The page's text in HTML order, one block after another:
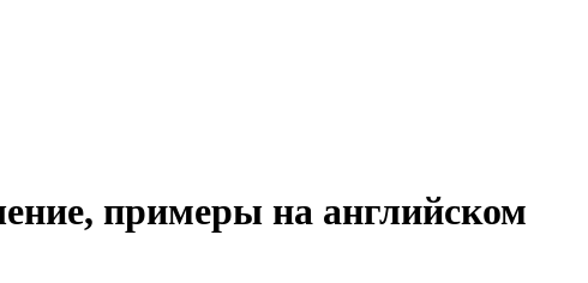
примеры на английском